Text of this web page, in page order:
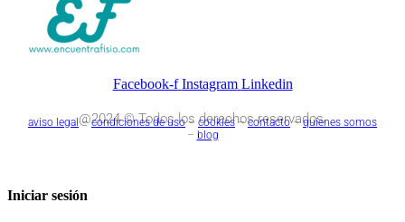
Facebook-f Instagram Linkedin
@2024 © Todos los derechos reservados.
aviso legal–condiciones de uso– cookies –contacto–quienes somos
– blog
Iniciar sesión